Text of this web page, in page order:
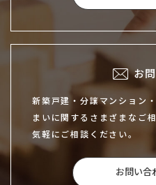
お
新築戸建・分譲マンション
まいに関するさまざまなご
気軽にご相談ください。
お問い合